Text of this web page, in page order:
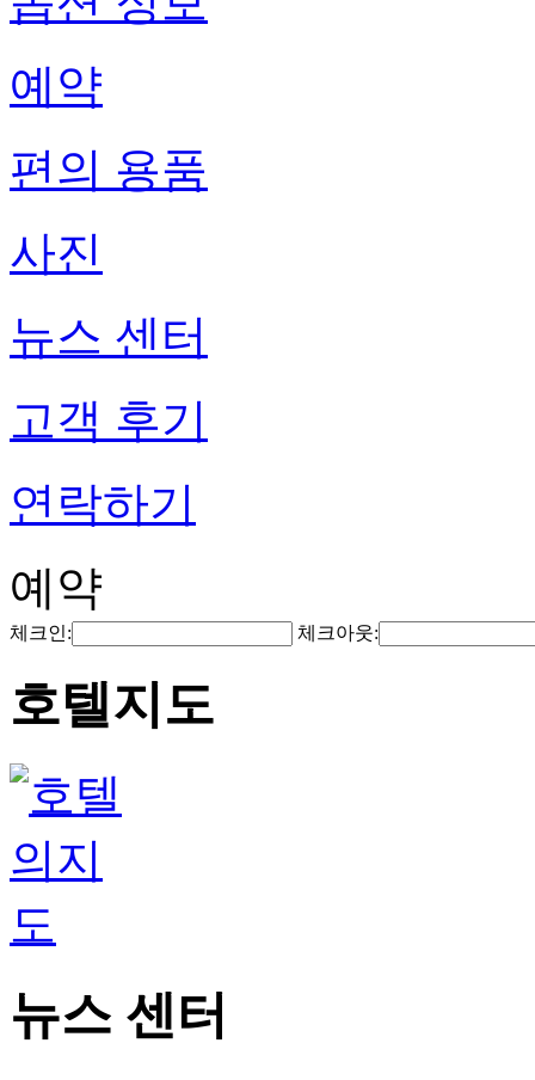
예약
편의 용품
사진
뉴스 센터
고객 후기
연락하기
예약
체크인: 체크아웃:
호텔지도
뉴스 센터